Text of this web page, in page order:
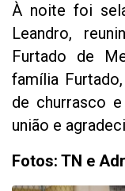
À noite foi
Leandro,
Furtado de
família
de churrasco
união e
Fotos: TN e